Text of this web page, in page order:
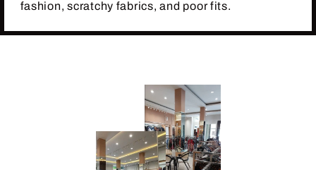
fashion, scratchy fabrics, and poor fits.